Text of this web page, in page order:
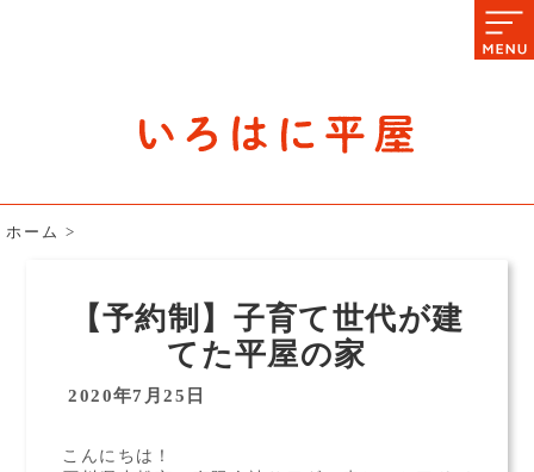
ホーム >
【予約制】子育て世代が建
てた平屋の家
2020年7月25日
こんにちは！